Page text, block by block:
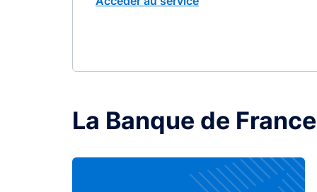
La Banque de